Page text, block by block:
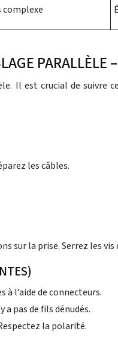
complexe
PARALLÈLE
est crucial de suivre
les câbles.
sur la prise. Serrez les vis
à l’aide de connecteurs.
a pas de fils dénudés.
la polarité.